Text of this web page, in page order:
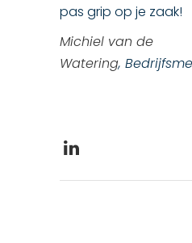
pas grip op je zaak!
Michiel van de
Watering,